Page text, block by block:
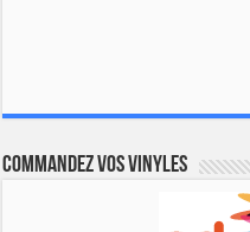
Commandez vos vinyles